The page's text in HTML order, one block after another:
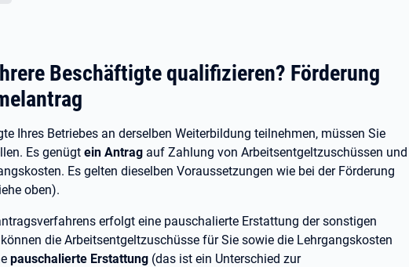
Beschäftigte qualifizieren? Förderung
Ihres Betriebes an derselben Weiterbildung teilnehmen, müssen Sie
Es genügt ein Antrag auf Zahlung von Arbeitsentgeltzuschüssen und
Es gelten dieselben Voraussetzungen wie bei der Förderung
oben).
erfolgt eine pauschalierte Erstattung der sonstigen
die Arbeitsentgeltzuschüsse für Sie sowie die Lehrgangskosten
pauschalierte Erstattung (das ist ein Unterschied zur